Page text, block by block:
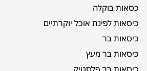
כסאות בוקלה
כיסאות לפינת אוכל יוקרתיים
כיסאות בר
כיסאות בר מעץ